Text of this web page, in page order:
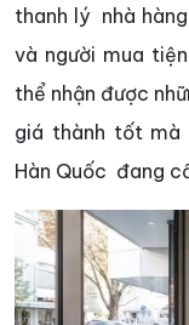
thanh lý nhà
và người mua
thể nhận được
giá thành tốt mà
Hàn Quốc đang